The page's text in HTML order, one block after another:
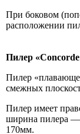
При боковом
расположении
Пилер «Concorde
Пилер
смежных
Пилер имеет
ширина пилера —
170мм.